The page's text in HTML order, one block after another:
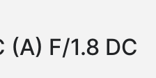
(A) F/1.8 DC